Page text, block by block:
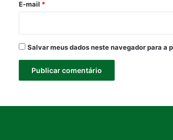
*
E-mail *
Salvar meus dados neste navegador para a